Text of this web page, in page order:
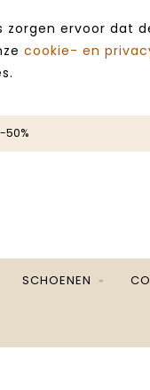
ervoor dat
cookie- en
SCHOENEN